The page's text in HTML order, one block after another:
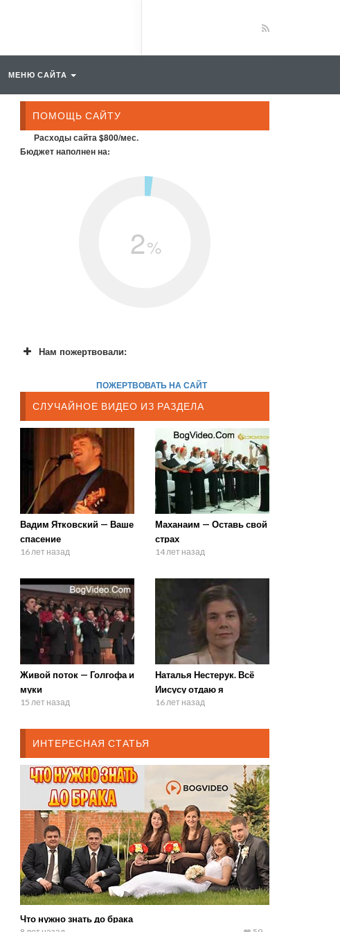
МЕНЮ САЙТА
ПОМОЩЬ САЙТУ
Расходы сайта $800/мес.
Бюджет наполнен на:
2%
Нам пожертвовали:
ПОЖЕРТВОВАТЬ НА САЙТ
СЛУЧАЙНОЕ ВИДЕО ИЗ РАЗДЕЛА
Вадим Ятковский — Ваше
спасение
16 лет назад
Маханаим — Оставь свой
страх
14 лет назад
Живой поток — Голгофа и
муки
15 лет назад
Наталья Нестерук. Всё
Иисусу отдаю я
16 лет назад
ИНТЕРЕСНАЯ СТАТЬЯ
Что нужно знать до брака